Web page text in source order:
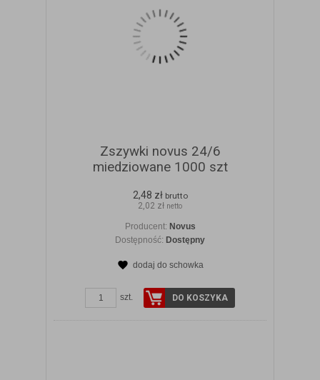
Zszywki novus 24/6
miedziowane 1000 szt
2,48 zł brutto
2,02 zł netto
Producent: Novus
Dostępność: Dostępny
dodaj do schowka
szt. DO KOSZYKA